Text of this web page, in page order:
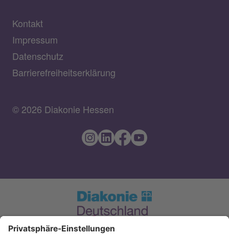
Kontakt
Impressum
Datenschutz
Barrierefreiheitserklärung
© 2026 Diakonie Hessen